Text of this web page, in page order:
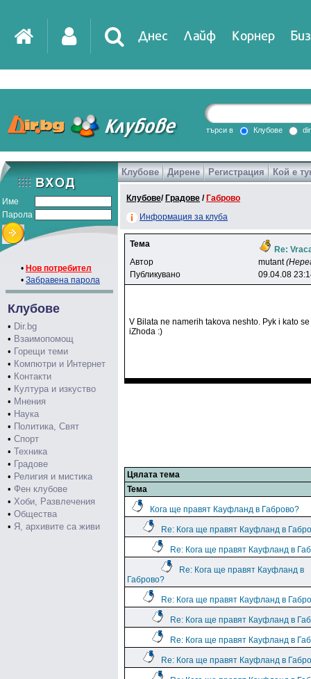
Днес Лайф Корнер
DirTV Impressio
Games
търси в Клубове
Име
Парола
• Нов потребител
• Забравена парола
Клубове
• Dir.bg
• Взаимопомощ
• Горещи теми
• Компютри и Интернет
• Контакти
• Култура и изкуство
• Мнения
• Наука
• Политика, Свят
• Спорт
• Техника
• Градове
• Религия и мистика
• Фен клубове
• Хоби, Развлечения
• Общества
• Я, архивите са живи
Клубове Дирене Регистрация Кой е
Клубове/ Градове / Габрово
Информация за клуба
Тема
Re:
Автор
mutant
Публикувано
09.04.08
V Bilata ne namerih takova neshto. Pyk i kato
iZhoda :)
Цялата тема
Тема
Кога ще правят Кауфланд в Габрово?
Re: Кога ще правят Кауфланд в
Re: Кога ще правят Кауфланд в
Re: Кога ще правят Кауфланд в
Габрово?
Re: Кога ще правят Кауфланд в
Re: Кога ще правят Кауфланд в
Re: Кога ще правят Кауфланд в
Re: Кога ще правят Кауфланд в